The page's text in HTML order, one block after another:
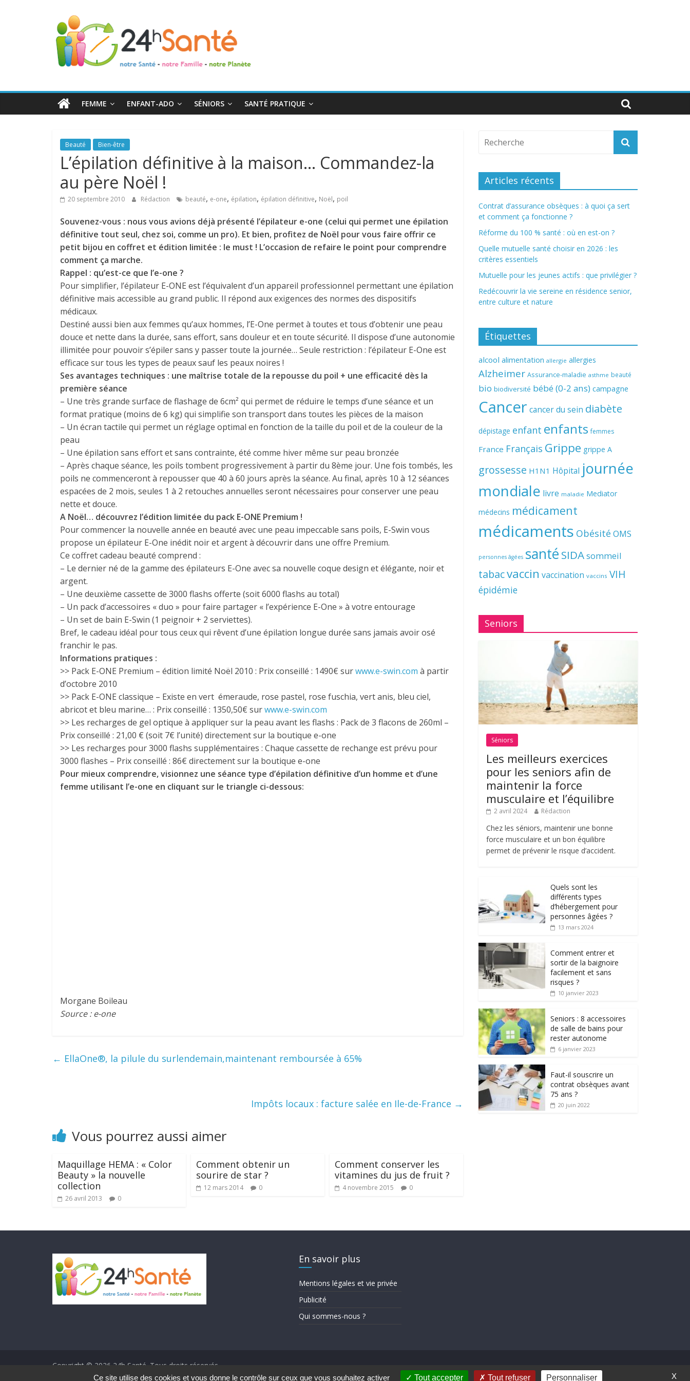
24h
Santé
toute
FEMME ENFANT-ADO SÉNIORS SANTÉ PRATIQUE
Beauté Bien-être
L’épilation définitive à la maison… Commandez-la
au père Noël !
20 septembre 2010 Rédaction beauté, e-one, épilation, épilation définitive, Noël, poil
Souvenez-vous : nous vous avions déjà présenté l’épilateur e-one (celui qui permet une épilation
définitive tout seul, chez soi, comme un pro). Et bien, profitez de Noël pour vous faire offrir ce
petit bijou en coffret et édition limitée : le must ! L’occasion de refaire le point pour comprendre
comment ça marche.
Rappel : qu’est-ce que l’e-one ?
Pour simplifier, l’épilateur E-ONE est l’équivalent d’un appareil professionnel permettant une épilation
définitive mais accessible au grand public. Il répond aux exigences des normes des dispositifs
médicaux.
Destiné aussi bien aux femmes qu’aux hommes, l’E-One permet à toutes et tous d’obtenir une peau
douce et nette dans la durée, sans effort, sans douleur et en toute sécurité. Il dispose d’une autonomie
illimitée pour pouvoir s’épiler sans y passer toute la journée… Seule restriction : l’épilateur E-One est
efficace sur tous les types de peaux sauf les peaux noires !
Ses avantages techniques : une maîtrise totale de la repousse du poil + une efficacité dès la
première séance
– Une très grande surface de flashage de 6cm² qui permet de réduire le temps d’une séance et un
format pratique (moins de 6 kg) qui simplifie son transport dans toutes les pièces de la maison
– Un écran tactile qui permet un réglage optimal en fonction de la taille du poil et de la couleur de la
peau
– Une épilation sans effort et sans contrainte, été comme hiver même sur peau bronzée
– Après chaque séance, les poils tombent progressivement à partir du 8ème jour. Une fois tombés, les
poils ne commenceront à repousser que 40 à 60 jours après la séance. Au final, après 10 à 12 séances
espacées de 2 mois, seules 1 à 2 retouches annuelles seront nécessaires pour conserver une peau
nette et douce.
A Noël… découvrez l’édition limitée du pack E-ONE Premium !
Pour commencer la nouvelle année en beauté avec une peau impeccable sans poils, E-Swin vous
propose un épilateur E-One inédit noir et argent à découvrir dans une offre Premium.
Ce coffret cadeau beauté comprend :
– Le dernier né de la gamme des épilateurs E-One avec sa nouvelle coque design et élégante, noir et
argent.
– Une deuxième cassette de 3000 flashs offerte (soit 6000 flashs au total)
– Un pack d’accessoires « duo » pour faire partager « l’expérience E-One » à votre entourage
– Un set de bain E-Swin (1 peignoir + 2 serviettes).
Bref, le cadeau idéal pour tous ceux qui rêvent d’une épilation longue durée sans jamais avoir osé
franchir le pas.
Informations pratiques :
>> Pack E-ONE Premium – édition limité Noël 2010 : Prix conseillé : 1490€ surwww.e-swin.com à partir
d’octobre 2010
>> Pack E-ONE classique – Existe en vert émeraude, rose pastel, rose fuschia, vert anis, bleu ciel,
abricot et bleu marine… : Prix conseillé : 1350,50€ surwww.e-swin.com
>> Les recharges de gel optique à appliquer sur la peau avant les flashs : Pack de 3 flacons de 260ml –
Prix conseillé : 21,00 € (soit 7€ l’unité) directement sur la boutique e-one
>> Les recharges pour 3000 flashs supplémentaires : Chaque cassette de rechange est prévu pour
3000 flashes – Prix conseillé : 86€ directement sur la boutique e-one
Pour mieux comprendre, visionnez une séance type d’épilation définitive d’un homme et d’une
femme utilisant l’e-one en cliquant sur le triangle ci-dessous:
Morgane Boileau
Source : e-one
← EllaOne®, la pilule du surlendemain,maintenant remboursée à 65%
Impôts locaux : facture salée en Ile-de-France →
Vous pourrez aussi aimer
Maquillage HEMA : « Color
Beauty » la nouvelle
collection
26 avril 2013 0
Comment obtenir un
sourire de star ?
12 mars 2014 0
Comment conserver les
vitamines du jus de fruit ?
4 novembre 2015 0
Articles récents
Contrat d’assurance obsèques : à quoi ça sert
et comment ça fonctionne ?
Réforme du 100 % santé : où en est-on ?
Quelle mutuelle santé choisir en 2026 : les
critères essentiels
Mutuelle pour les jeunes actifs : que privilégier ?
Redécouvrir la vie sereine en résidence senior,
entre culture et nature
Étiquettes
alcool alimentation allergie allergies
Alzheimer Assurance-maladie asthme beauté
bio biodiversité bébé (0-2 ans) campagne
Cancer cancer du sein diabète
dépistage enfant enfants femmes
France Français Grippe grippe A
grossesse H1N1 Hôpital journée
mondiale livre maladie Mediator
médecins médicament
médicaments Obésité OMS
personnes âgées santé SIDAsommeil
tabacvaccin vaccination vaccins VIH
épidémie
Seniors
Séniors
Les meilleurs exercices
pour les seniors afin de
maintenir la force
musculaire et l’équilibre
2 avril 2024 Rédaction
Chez les séniors, maintenir une bonne
force musculaire et un bon équilibre
permet de prévenir le risque d’accident.
Quels sont les
différents types
d’hébergement pour
personnes âgées ?
13 mars 2024
Comment entrer et
sortir de la baignoire
facilement et sans
risques ?
10 janvier 2023
Seniors : 8 accessoires
de salle de bains pour
rester autonome
6 janvier 2023
Faut-il souscrire un
contrat obsèques avant
75 ans ?
20 juin 2022
En savoir plus
Mentions légales et vie privée
Publicité
Qui sommes-nous ?
Copyright © 2026 24h Santé . Tous droits réservés.
Theme ColorMag parThemeGrill.. Propulsé parWordPress. X
Ce site utilise des cookies et vous donne le contrôle sur ceux que vous souhaitez activer Tout accepter Tout refuser Personnaliser